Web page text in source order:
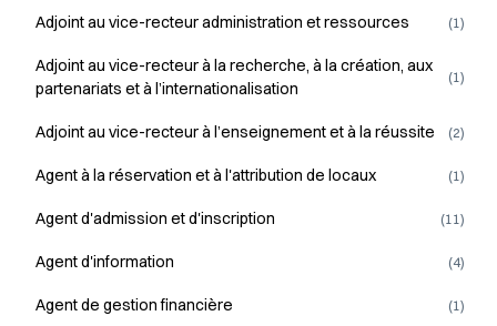
Adjoint au vice-recteur administration et ressources (1)
Adjoint au vice-recteur à la recherche, à la création, aux
partenariats et à l’internationalisation
(1)
Adjoint au vice-recteur à l’enseignement et à la réussite (2)
Agent à la réservation et à l'attribution de locaux (1)
Agent d'admission et d'inscription (11)
Agent d'information (4)
Agent de gestion financière (1)